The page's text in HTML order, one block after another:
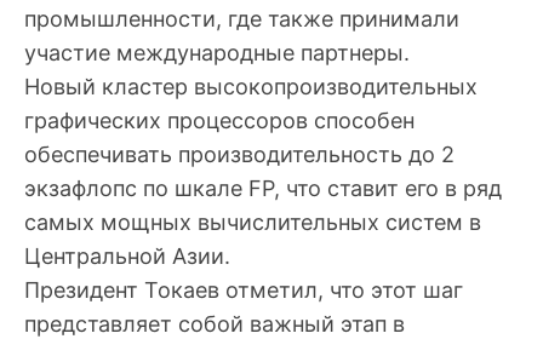
промышленности, где также принимали
участие международные партнеры.
Новый кластер высокопроизводительных
графических процессоров способен
обеспечивать производительность до 2
экзафлопс по шкале FP, что ставит его в ряд
самых мощных вычислительных систем в
Центральной Азии.
Президент Токаев отметил, что этот шаг
представляет собой важный этап в